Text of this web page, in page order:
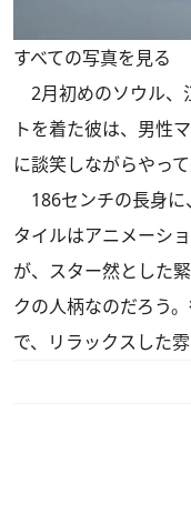
すべての写真を見る
2月初めのソウル、
トを着た彼は、男性
に談笑しながらやって
186センチの長身に
タイルはアニメーシ
が、スター然とした
クの人柄なのだろう
で、リラックスした